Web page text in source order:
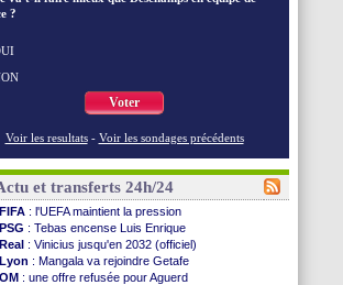
?
Voter
Voir les resultats - Voir les sondages précédents
et transferts 24h/24
FIFA : l'UEFA maintient la pression
PSG : Tebas encense Luis Enrique
Real : Vinicius jusqu'en 2032 (officiel)
Lyon : Mangala va rejoindre Getafe
OM : une offre refusée pour Aguerd